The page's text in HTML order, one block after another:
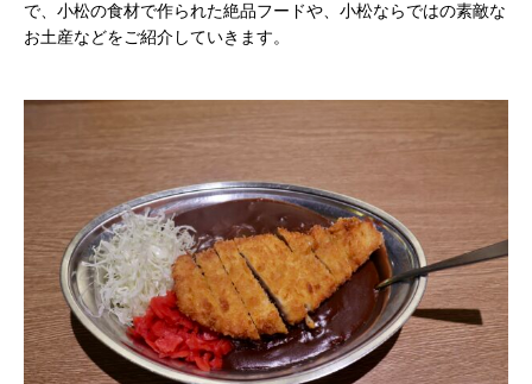
で、小松の食材で作られた絶品フードや、小松ならではの素敵な
お土産などをご紹介していきます。